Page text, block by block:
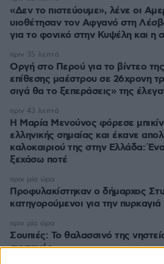
«Δεν το πιστεύουμε», λένε οι
υιοθέτησαν τον Αφγανό στη
για το φονικό στην Κυψέλη και η
Οργή στο Περού για το βίντεο
επίθεσης μαέστρου σε 26χρονη
σιγά θα το ξεπεράσεις» της
πριν 35 λεπτά
Η Μαρία Μενούνος φόρεσε
ελληνικής σημαίας και έκανε
καλοκαιριού της στην Ελλάδα:
ξεχάσω ποτέ
πριν 43 λεπτά
Προφυλακίστηκαν ο δήμαρχος
κατηγορούμενοι για την
πριν μία ώρα
Σουπιές: Το θαλασσινό της
συνταγές
πριν μία ώρα